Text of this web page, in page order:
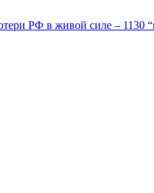
РФ в живой силе – 1130